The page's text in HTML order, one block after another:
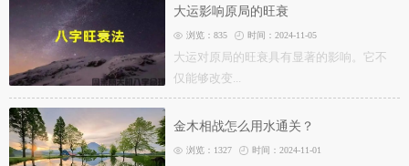
大运影响原局的旺衰
浏览：835 时间：2024-11-05
大运对原局的旺衰具有显著的影响。它不
仅能够改变...
金木相战怎么用水通关？
浏览：1327 时间：2024-11-01